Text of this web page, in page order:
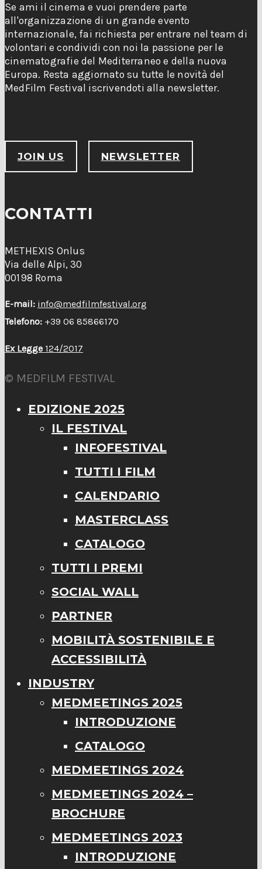
Se ami il cinema e vuoi prendere parte
all'organizzazione di un grande evento
internazionale, fai richiesta per entrare nel team di
volontari e condividi con noi la passione per le
cinematografie del Mediterraneo e della nuova
Europa. Resta aggiornato su tutte le novità del
MedFilm Festival iscrivendoti alla newsletter.
JOIN US NEWSLETTER
CONTATTI
METHEXIS Onlus
Via delle Alpi, 30
00198 Roma
E-mail: info@medfilmfestival.org
Telefono: +39 06 85866170
Ex Legge 124/2017
© MEDFILM FESTIVAL
EDIZIONE 2025
IL FESTIVAL
INFOFESTIVAL
TUTTI I FILM
CALENDARIO
MASTERCLASS
CATALOGO
TUTTI I PREMI
SOCIAL WALL
PARTNER
MOBILITÀ SOSTENIBILE E
ACCESSIBILITÀ
INDUSTRY
MEDMEETINGS 2025
INTRODUZIONE
CATALOGO
MEDMEETINGS 2024
MEDMEETINGS 2024 –
BROCHURE
MEDMEETINGS 2023
INTRODUZIONE